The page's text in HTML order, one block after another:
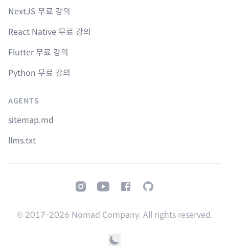
NextJS 무료 강의
React Native 무료 강의
Flutter 무료 강의
Python 무료 강의
AGENTS
sitemap.md
llms.txt
InstagramYoutubeFacebookGitHub
© 2017-2026 Nomad Company. All rights reserved.